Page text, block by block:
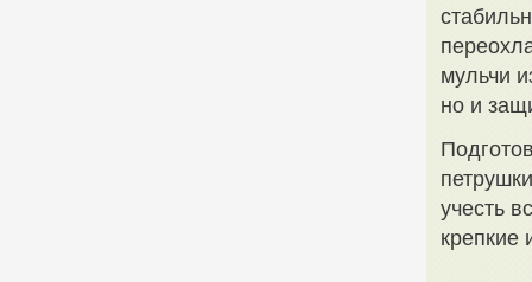
мульчи
но и
учесть
крепкие